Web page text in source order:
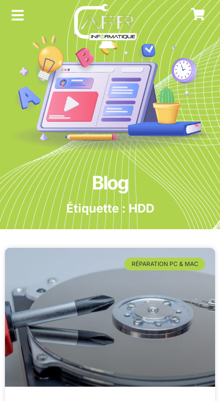
Blog
Étiquette : HDD
RÉPARATION PC & MAC